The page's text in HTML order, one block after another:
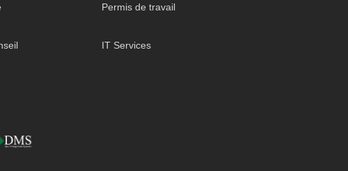
Permis de travail
IT Services